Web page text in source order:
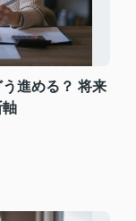
進める？ 将来
軸